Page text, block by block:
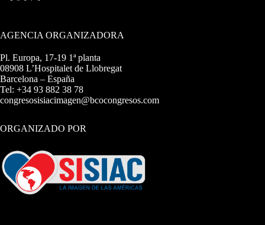
AGENCIA ORGANIZADORA
Pl. Europa, 17-19 1ª planta
08908 L’Hospitalet de Llobregat
Barcelona – España
Tel: +34 93 882 38 78
congresosisiacimagen@bcocongresos.com
ORGANIZADO POR